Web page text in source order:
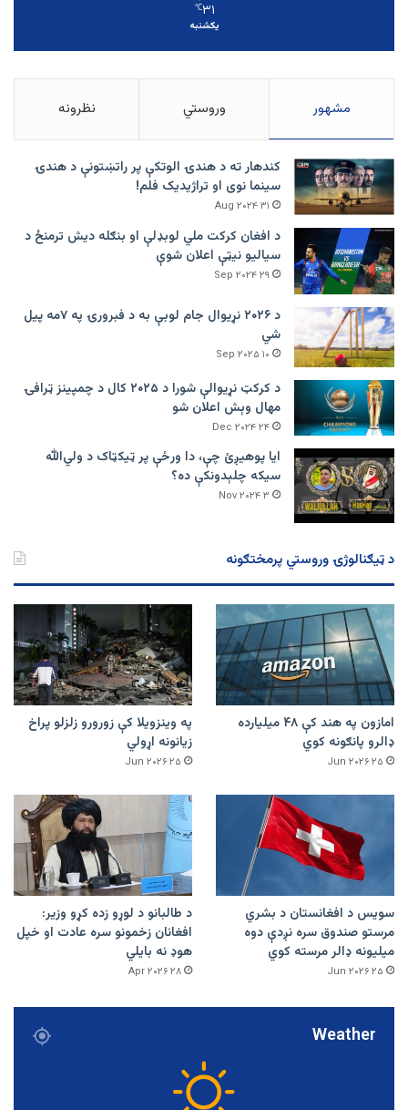
۳۱℃
یکشنبه
مشهور وروستي نظرونه
کندهار ته د هندۍ الوتکې پر راتښتونې د هندۍ
سینما نوی او تراژيديک فلم!
۳۱ Aug ۲۰۲۴
د افغان کرکت ملي لوبډلې او بنګله دیش ترمنځ د
سیالیو نیټې اعلان شوې
۲۹ Sep ۲۰۲۴
د ۲۰۲۶ نړیوال جام لوبې به د فبرورۍ په ۷مه پیل
شي
۱۰ Sep ۲۰۲۵
د کرکټ نړیوالې شورا د ۲۰۲۵ کال د چمپینز ټرافۍ
مهال وېش اعلان شو
۲۴ Dec ۲۰۲۴
ایا پوهیږئ چې، دا ورځې پر ټيکټاک د ولي‌الله
سیکه چلېدونکې ده؟
۳ Nov ۲۰۲۴
د ټیګنالوژۍ وروستي پرمختګونه
امازون په هند کې ۴۸ میلیارده
ډالرو پانګونه کوي
۲۵ Jun ۲۰۲۶
په وینزویلا کې زورورو زلزلو پراخ
زیانونه اړولي
۲۵ Jun ۲۰۲۶
سویس د افغانستان د بشري
مرستو صندوق سره نږدې دوه
میلیونه ډالر مرسته کوي
۲۵ Jun ۲۰۲۶
د طالبانو د لوړو زده کړو وزیر:
افغانان زخمونو سره عادت او خپل
هوډ نه بایلي
۲۸ Apr ۲۰۲۶
Weather